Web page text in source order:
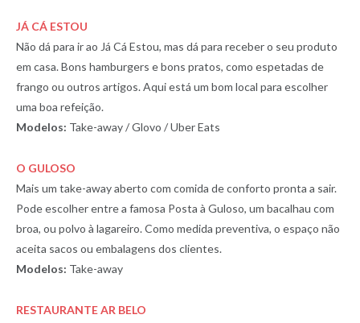
JÁ CÁ ESTOU
Não dá para ir ao Já Cá Estou, mas dá para receber o seu produto
em casa. Bons hamburgers e bons pratos, como espetadas de
frango ou outros artigos. Aqui está um bom local para escolher
uma boa refeição.
Modelos: Take-away / Glovo / Uber Eats
O GULOSO
Mais um take-away aberto com comida de conforto pronta a sair.
Pode escolher entre a famosa Posta à Guloso, um bacalhau com
broa, ou polvo à lagareiro. Como medida preventiva, o espaço não
aceita sacos ou embalagens dos clientes.
Modelos: Take-away
RESTAURANTE AR BELO